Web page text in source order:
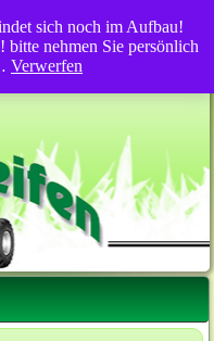
sich noch im Aufbau!
nehmen Sie persönlich
Verwerfen